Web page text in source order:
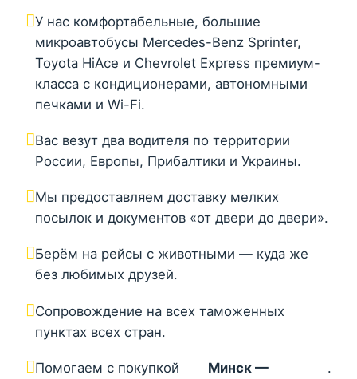
У нас комфортабельные, большие
микроавтобусы Mercedes-Benz Sprinter,
Toyota HiAce и Chevrolet Express премиум-
класса с кондиционерами, автономными
печками и Wi-Fi.
Вас везут два водителя по территории
России, Европы, Прибалтики и Украины.
Мы предоставляем доставку мелких
посылок и документов «от двери до двери».
Берём на рейсы с животными — куда же
без любимых друзей.
Сопровождение на всех таможенных
пунктах всех стран.
Помогаем с покупкой
Минск —
.